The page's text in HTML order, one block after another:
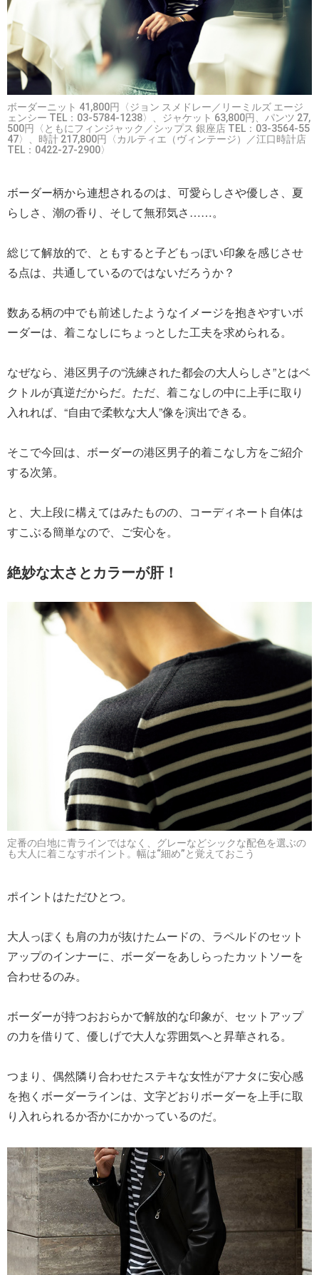
ボーダーニット 41,800円〈ジョン スメドレー／リーミルズ エージ
ェンシー TEL：03-5784-1238〉、ジャケット 63,800円、パンツ 27,
500円〈ともにフィンジャック／シップス 銀座店 TEL：03-3564-55
47〉、時計 217,800円〈カルティエ（ヴィンテージ）／江口時計店
TEL：0422-27-2900〉
ボーダー柄から連想されるのは、可愛らしさや優しさ、夏
らしさ、潮の香り、そして無邪気さ……。
総じて解放的で、ともすると子どもっぽい印象を感じさせ
る点は、共通しているのではないだろうか？
数ある柄の中でも前述したようなイメージを抱きやすいボ
ーダーは、着こなしにちょっとした工夫を求められる。
なぜなら、港区男子の“洗練された都会の大人らしさ”とはベ
クトルが真逆だからだ。ただ、着こなしの中に上手に取り
入れれば、“自由で柔軟な大人”像を演出できる。
そこで今回は、ボーダーの港区男子的着こなし方をご紹介
する次第。
と、大上段に構えてはみたものの、コーディネート自体は
すこぶる簡単なので、ご安心を。
絶妙な太さとカラーが肝！
定番の白地に青ラインではなく、グレーなどシックな配色を選ぶの
も大人に着こなすポイント。幅は“細め”と覚えておこう
ポイントはただひとつ。
大人っぽくも肩の力が抜けたムードの、ラペルドのセット
アップのインナーに、ボーダーをあしらったカットソーを
合わせるのみ。
ボーダーが持つおおらかで解放的な印象が、セットアップ
の力を借りて、優しげで大人な雰囲気へと昇華される。
つまり、偶然隣り合わせたステキな女性がアナタに安心感
を抱くボーダーラインは、文字どおりボーダーを上手に取
り入れられるか否かにかかっているのだ。